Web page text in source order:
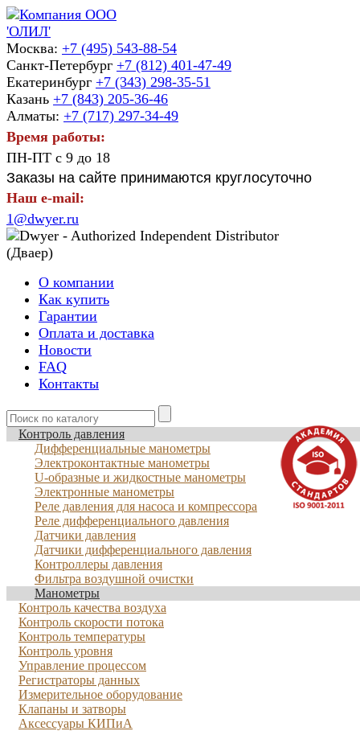
Москва: +7 (495) 543-88-54
Санкт-Петербург +7 (812) 401-47-49
Екатеринбург +7 (343) 298-35-51
Казань +7 (843) 205-36-46
Алматы: +7 (717) 297-34-49
Время работы:
ПН-ПТ с 9 до 18
Заказы на сайте принимаются круглосуточно
Наш e-mail:
1@dwyer.ru
О компании
Как купить
Гарантии
Оплата и доставка
Новости
FAQ
Контакты
Контроль давления
Дифференциальные манометры
Электроконтактные манометры
U-образные и жидкостные манометры
Электронные манометры
Реле давления для насоса и компрессора
Реле дифференциального давления
Датчики давления
Датчики дифференциального давления
Контроллеры давления
Фильтра воздушной очистки
Манометры
Контроль качества воздуха
Контроль скорости потока
Контроль температуры
Контроль уровня
Управление процессом
Регистраторы данных
Измерительное оборудование
Клапаны и затворы
Аксессуары КИПиА